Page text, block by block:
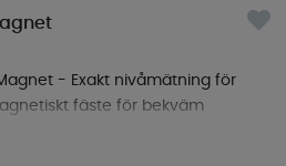
- Exakt nivåmätning för
fäste för bekväm
husvagnen.